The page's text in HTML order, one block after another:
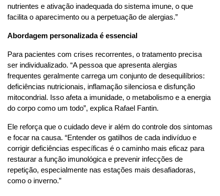
nutrientes e ativação inadequada do sistema imune, o que
facilita o aparecimento ou a perpetuação de alergias.”
Abordagem personalizada é essencial
Para pacientes com crises recorrentes, o tratamento precisa
ser individualizado. “A pessoa que apresenta alergias
frequentes geralmente carrega um conjunto de desequilíbrios:
deficiências nutricionais, inflamação silenciosa e disfunção
mitocondrial. Isso afeta a imunidade, o metabolismo e a energia
do corpo como um todo”, explica Rafael Fantin.
Ele reforça que o cuidado deve ir além do controle dos sintomas
e focar na causa. “Entender os gatilhos de cada indivíduo e
corrigir deficiências específicas é o caminho mais eficaz para
restaurar a função imunológica e prevenir infecções de
repetição, especialmente nas estações mais desafiadoras,
como o inverno.”